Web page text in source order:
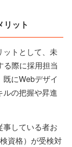
リット
ットとして、未
る際に採用担当
にWebデザイ
ルの把握や昇進
事している者お
資格）が受検対